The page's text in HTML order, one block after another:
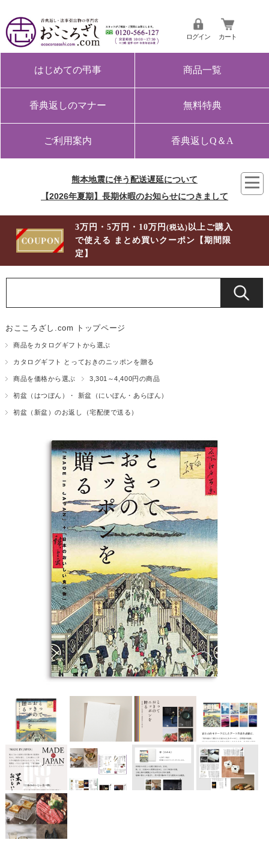
ログイン カート
はじめての弔事 商品一覧
香典返しのマナー 無料特典
ご利用案内 香典返しQ＆A
熊本地震に伴う配送遅延について
【2026年夏期】長期休暇のお知らせにつきまして
3万円・5万円・10万円(税込) 以上ご購入
で使える まとめ買いクーポン【期間限
定】
おこころざし.com トップページ
商品をカタログギフトから選ぶ
カタログギフト とっておきのニッポンを贈る
商品を価格から選ぶ 3,301～4,400円の商品
初盆（はつぼん）・ 新盆（にいぼん・あらぼん）
初盆（新盆）のお返し（宅配便で送る）